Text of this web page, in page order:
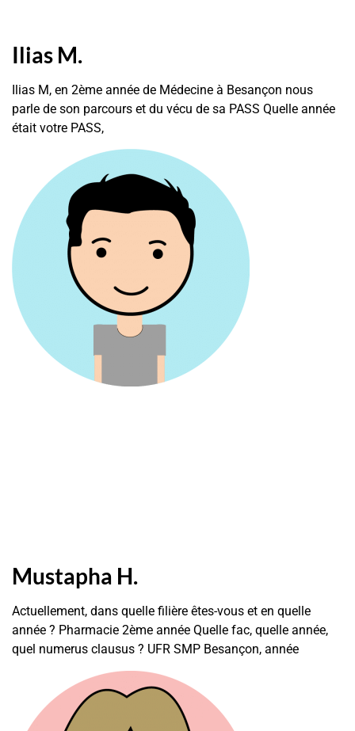
Ilias M.
Ilias M, en 2ème année de Médecine à Besançon nous
parle de son parcours et du vécu de sa PASS Quelle année
était votre PASS,
Mustapha H.
Actuellement, dans quelle filière êtes-vous et en quelle
année ? Pharmacie 2ème année Quelle fac, quelle année,
quel numerus clausus ? UFR SMP Besançon, année